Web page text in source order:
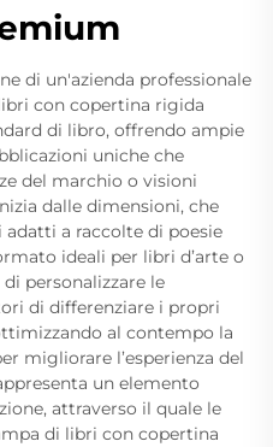
di un'azienda professionale
con copertina rigida
di libro, offrendo ampie
uniche che
del marchio o visioni
dalle dimensioni, che
a raccolte di poesie
ideali per libri d’arte o
personalizzare le
di differenziare i propri
al contempo la
migliorare l’esperienza del
un elemento
attraverso il quale le
di libri con copertina